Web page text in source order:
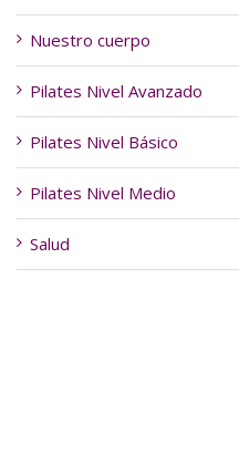
Nuestro cuerpo
Pilates Nivel Avanzado
Pilates Nivel Básico
Pilates Nivel Medio
Salud